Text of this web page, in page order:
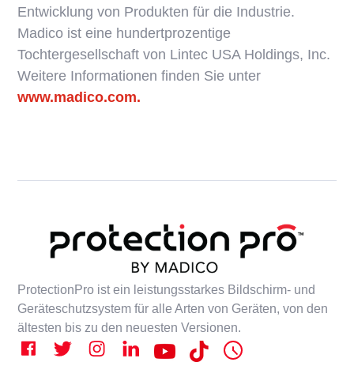
Entwicklung von Produkten für die Industrie.
Madico ist eine hundertprozentige
Tochtergesellschaft von Lintec USA Holdings, Inc.
Weitere Informationen finden Sie unter
www.madico.com.
ProtectionPro ist ein leistungsstarkes Bildschirm- und
Geräteschutzsystem für alle Arten von Geräten, von den
ältesten bis zu den neuesten Versionen.